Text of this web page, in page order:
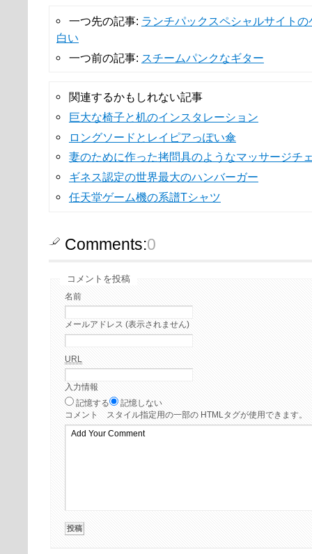
一つ先の記事: ランチパックスペシャルサイトの
白い
一つ前の記事: スチームパンクなギター
関連するかもしれない記事
巨大な椅子と机のインスタレーション
ロングソードとレイピアっぽい傘
妻のために作った拷問具のようなマッサージチ
ギネス認定の世界最大のハンバーガー
任天堂ゲーム機の系譜Tシャツ
Comments:0
コメントを投稿
名前
メールアドレス (表示されません)
URL
入力情報
記憶する
記憶しない
コメント
スタイル指定用の一部の HTMLタグが使用できます。